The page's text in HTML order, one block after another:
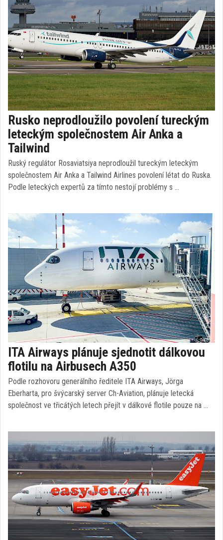
Rusko neprodloužilo povolení tureckým
leteckým společnostem Air Anka a
Tailwind
Ruský regulátor Rosaviatsiya neprodloužil tureckým leteckým
společnostem Air Anka a Tailwind Airlines povolení létat do Ruska.
Podle leteckých expertů za tímto nestojí problémy s …
ITA Airways plánuje sjednotit dálkovou
flotilu na Airbusech A350
Podle rozhovoru generálního ředitele ITA Airways, Jörga
Eberharta, pro švýcarský server Ch-Aviation, plánuje letecká
společnost ve třicátých letech přejít v dálkové flotile pouze na …